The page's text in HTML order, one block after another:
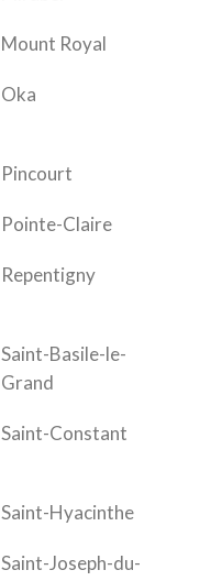
Mount Royal
Oka
Pincourt
Pointe-Claire
Repentigny
Saint-Basile-le-
Grand
Saint-Constant
Saint-Hyacinthe
Saint-Joseph-du-